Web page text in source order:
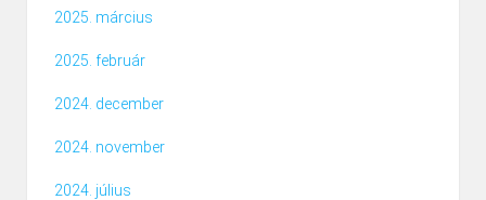
2025. március
2025. február
2024. december
2024. november
2024. július